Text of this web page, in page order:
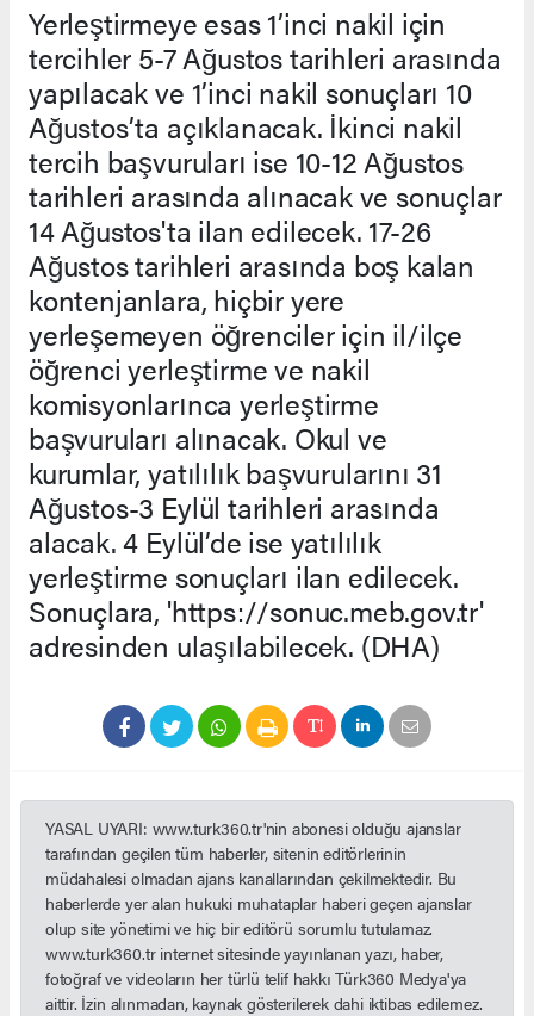
Yerleştirmeye esas 1’inci nakil için
tercihler 5-7 Ağustos tarihleri arasında
yapılacak ve 1’inci nakil sonuçları 10
Ağustos’ta açıklanacak. İkinci nakil
tercih başvuruları ise 10-12 Ağustos
tarihleri arasında alınacak ve sonuçlar
14 Ağustos'ta ilan edilecek. 17-26
Ağustos tarihleri arasında boş kalan
kontenjanlara, hiçbir yere
yerleşemeyen öğrenciler için il/ilçe
öğrenci yerleştirme ve nakil
komisyonlarınca yerleştirme
başvuruları alınacak. Okul ve
kurumlar, yatılılık başvurularını 31
Ağustos-3 Eylül tarihleri arasında
alacak. 4 Eylül’de ise yatılılık
yerleştirme sonuçları ilan edilecek.
Sonuçlara, 'https://sonuc.meb.gov.tr'
adresinden ulaşılabilecek. (DHA)
YASAL UYARI: www.turk360.tr'nin abonesi olduğu ajanslar
tarafından geçilen tüm haberler, sitenin editörlerinin
müdahalesi olmadan ajans kanallarından çekilmektedir. Bu
haberlerde yer alan hukuki muhataplar haberi geçen ajanslar
olup site yönetimi ve hiç bir editörü sorumlu tutulamaz.
www.turk360.tr internet sitesinde yayınlanan yazı, haber,
fotoğraf ve videoların her türlü telif hakkı Türk360 Medya'ya
aittir. İzin alınmadan, kaynak gösterilerek dahi iktibas edilemez.